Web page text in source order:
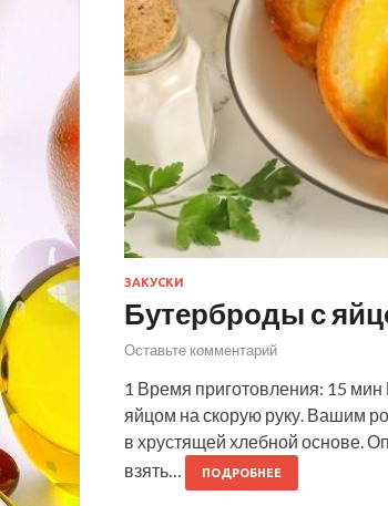
ЗАКУСКИ
Бутерброды с
Оставьте комментарий
1 Время приготовления: 15 мин
яйцом на скорую руку. Вашим
в хрустящей хлебной основе.
взять…
ПОДРОБНЕЕ